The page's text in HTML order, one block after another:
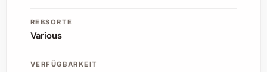
REBSORTE
Various
VERFÜGBARKEIT